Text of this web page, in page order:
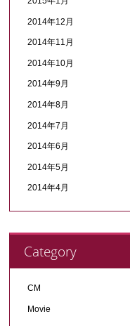
2014年12月
2014年11月
2014年10月
2014年9月
2014年8月
2014年7月
2014年6月
2014年5月
2014年4月
Category
CM
Movie